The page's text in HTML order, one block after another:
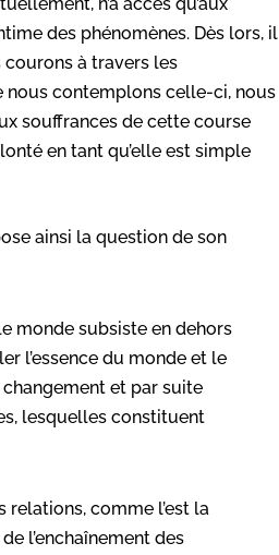
des phénomènes. Dès lors, il
à travers les
nous contemplons celle-ci, nous
souffrances de cette course
en tant qu’elle est simple
ainsi la question de son
monde subsiste en dehors
l’essence du monde et le
et par suite
lesquelles constituent
relations, comme l’est la
l’enchaînement des